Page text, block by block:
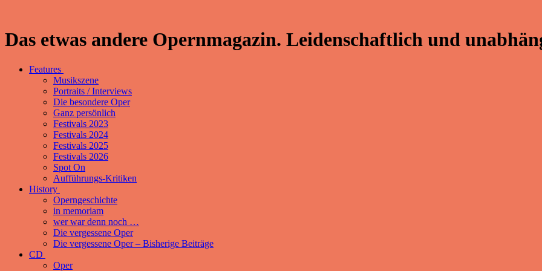
Das etwas andere Opernmagazin. Leidenschaftlich und
Features
Musikszene
Portraits / Interviews
Die besondere Oper
Ganz persönlich
Festivals 2023
Festivals 2024
Festivals 2025
Festivals 2026
Spot On
Aufführungs-Kritiken
History
Operngeschichte
in memoriam
wer war denn noch …
Die vergessene Oper
Die vergessene Oper – Bisherige Beiträge
CD
Oper